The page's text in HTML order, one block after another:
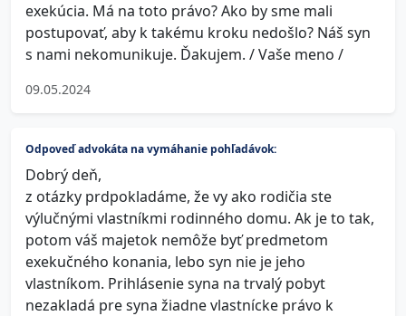
exekúcia. Má na toto právo? Ako by sme mali
postupovať, aby k takému kroku nedošlo? Náš syn
s nami nekomunikuje. Ďakujem. / Vaše meno /
09.05.2024
Odpoveď advokáta na vymáhanie pohľadávok:
Dobrý deň,
z otázky prdpokladáme, že vy ako rodičia ste
výlučnými vlastníkmi rodinného domu. Ak je to tak,
potom váš majetok nemôže byť predmetom
exekučného konania, lebo syn nie je jeho
vlastníkom. Prihlásenie syna na trvalý pobyt
nezakladá pre syna žiadne vlastnícke právo k